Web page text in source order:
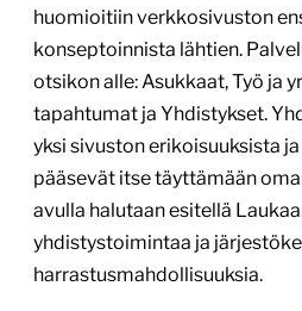
huomioitiin verkkosivuston
konseptoinnista lähtien.
otsikon alle: Asukkaat, Työ ja
tapahtumat ja Yhdistykset.
yksi sivuston erikoisuuksista
pääsevät itse täyttämään
avulla halutaan esitellä
yhdistystoimintaa ja
harrastusmahdollisuuksia.